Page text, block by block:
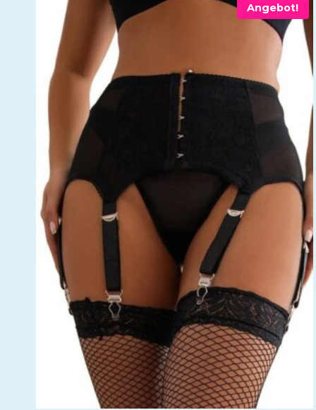
Angebot!